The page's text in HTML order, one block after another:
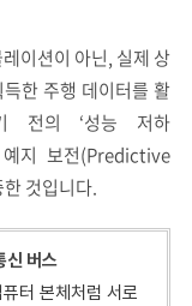
이션이 아닌, 실제 상
한 주행 데이터를 활
전의 ‘성능 저하
지 보전(Predictive
것입니다.
신 버스
터 본체처럼 서로